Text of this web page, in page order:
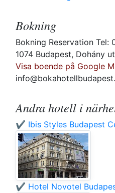
Bokning
Bokning Reservation Tel:
1074 Budapest, Dohány
Visa boende på Google
Andra hotell i
✔️ Ibis Styles Budapest
✔️ Hotel Novotel